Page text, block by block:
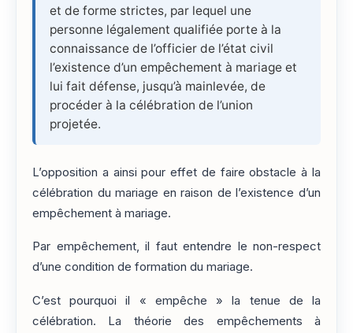
et de forme strictes, par lequel une
personne légalement qualifiée porte à la
connaissance de l’officier de l’état civil
l’existence d’un empêchement à mariage et
lui fait défense, jusqu’à mainlevée, de
procéder à la célébration de l’union
projetée.
L’opposition a ainsi pour effet de faire obstacle à la
célébration du mariage en raison de l’existence d’un
empêchement à mariage.
Par empêchement, il faut entendre le non-respect
d’une condition de formation du mariage.
C’est pourquoi il « empêche » la tenue de la
célébration. La théorie des empêchements à